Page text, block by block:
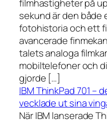
filmhastigheter på
sekund är den
fotohistoria och ett
avancerade
talets analoga
mobiltelefoner och
gjorde […]
IBM ThinkPad 701 –
vecklade ut sina
När IBM lanserade